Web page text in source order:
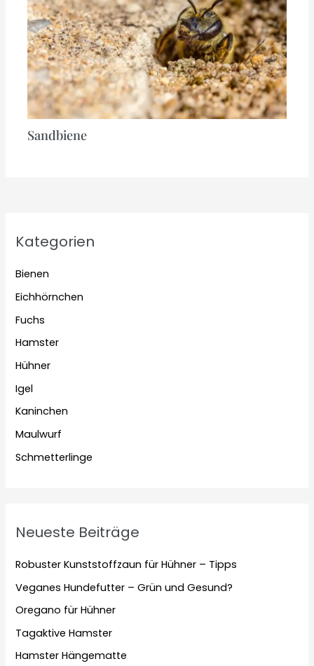
Sandbiene
Kategorien
Bienen
Eichhörnchen
Fuchs
Hamster
Hühner
Igel
Kaninchen
Maulwurf
Schmetterlinge
Neueste Beiträge
Robuster Kunststoffzaun für Hühner – Tipps
Veganes Hundefutter – Grün und Gesund?
Oregano für Hühner
Tagaktive Hamster
Hamster Hängematte